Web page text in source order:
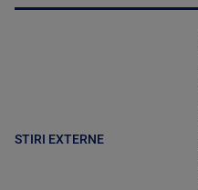
STIRI EXTERNE